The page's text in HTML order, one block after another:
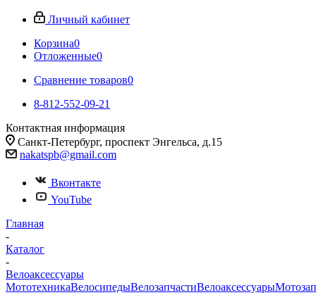
Личный кабинет
Корзина0
Отложенные0
Сравнение товаров0
8-812-552-09-21
Контактная информация
Санкт-Петербург, проспект Энгельса, д.15
nakatspb@gmail.com
Вконтакте
YouTube
Главная
-
Каталог
-
Велоаксессуары
МототехникаВелосипедыВелозапчастиВелоаксессуары